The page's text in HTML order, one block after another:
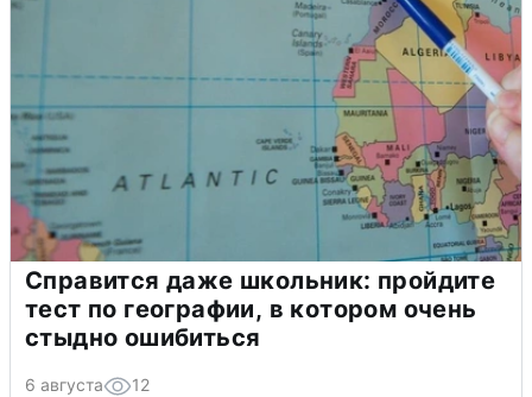
Справится даже школьник: пройдите
тест по географии, в котором очень
стыдно ошибиться
6 августа 12